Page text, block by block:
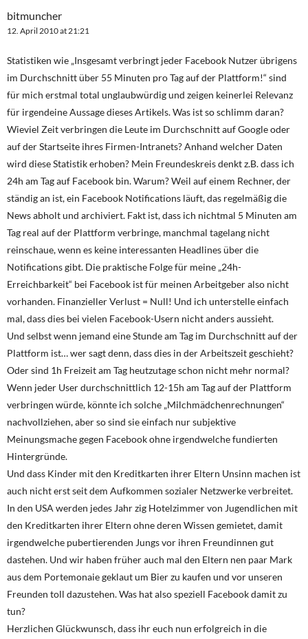
bitmuncher
12. April 2010 at 21:21
Statistiken wie „Insgesamt verbringt jeder Facebook Nutzer übrigens
im Durchschnitt über 55 Minuten pro Tag auf der Plattform!“ sind
für mich erstmal total unglaubwürdig und zeigen keinerlei Relevanz
für irgendeine Aussage dieses Artikels. Was ist so schlimm daran?
Wieviel Zeit verbringen die Leute im Durchschnitt auf Google oder
auf der Startseite ihres Firmen-Intranets? Anhand welcher Daten
wird diese Statistik erhoben? Mein Freundeskreis denkt z.B. dass ich
24h am Tag auf Facebook bin. Warum? Weil auf einem Rechner, der
ständig an ist, ein Facebook Notifications läuft, das regelmäßig die
News abholt und archiviert. Fakt ist, dass ich nichtmal 5 Minuten am
Tag real auf der Plattform verbringe, manchmal tagelang nicht
reinschaue, wenn es keine interessanten Headlines über die
Notifications gibt. Die praktische Folge für meine „24h-
Erreichbarkeit“ bei Facebook ist für meinen Arbeitgeber also nicht
vorhanden. Finanzieller Verlust = Null! Und ich unterstelle einfach
mal, dass dies bei vielen Facebook-Usern nicht anders aussieht.
Und selbst wenn jemand eine Stunde am Tag im Durchschnitt auf der
Plattform ist… wer sagt denn, dass dies in der Arbeitszeit geschieht?
Oder sind 1h Freizeit am Tag heutzutage schon nicht mehr normal?
Wenn jeder User durchschnittlich 12-15h am Tag auf der Plattform
verbringen würde, könnte ich solche „Milchmädchenrechnungen“
nachvollziehen, aber so sind sie einfach nur subjektive
Meinungsmache gegen Facebook ohne irgendwelche fundierten
Hintergründe.
Und dass Kinder mit den Kreditkarten ihrer Eltern Unsinn machen ist
auch nicht erst seit dem Aufkommen sozialer Netzwerke verbreitet.
In den USA werden jedes Jahr zig Hotelzimmer von Jugendlichen mit
den Kreditkarten ihrer Eltern ohne deren Wissen gemietet, damit
irgendwelche pubertierenden Jungs vor ihren Freundinnen gut
dastehen. Und wir haben früher auch mal den Eltern nen paar Mark
aus dem Portemonaie geklaut um Bier zu kaufen und vor unseren
Freunden toll dazustehen. Was hat also speziell Facebook damit zu
tun?
Herzlichen Glückwunsch, dass ihr euch nun erfolgreich in die